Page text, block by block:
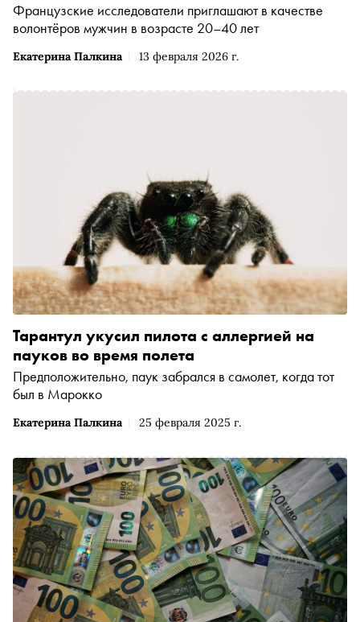
Екатерина Палкина 13 февраля 2026 г.
Французские исследователи приглашают в качестве
волонтёров мужчин в возрасте 20–40 лет
Екатерина Палкина 25 февраля 2025 г.
Тарантул укусил пилота с аллергией на
пауков во время полета
Предположительно, паук забрался в самолет, когда тот
был в Марокко